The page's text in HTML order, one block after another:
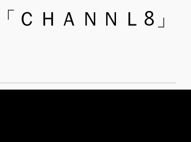
ＣＨＡＮＮＬ8」